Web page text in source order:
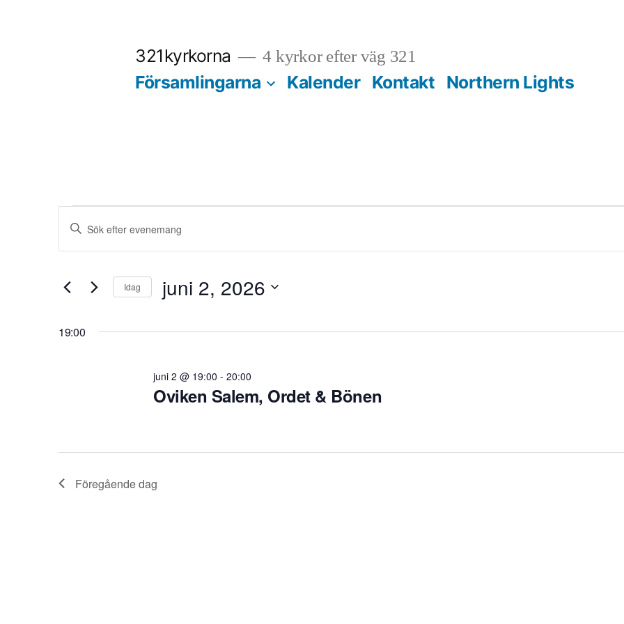
321kyrkorna 4 kyrkor efter väg 321
Församlingarna Kalender Kontakt Northern Lights
Evenemang
för
juni
Evenemang
Search
and
Views
Navigation
Ange
nyckelord.
Sök
Evenemang
Idag juni 2, 2026
19:00
Oviken Salem, Ordet & Bönen
juni 2 @ 19:00 - 20:00
Föregående dag